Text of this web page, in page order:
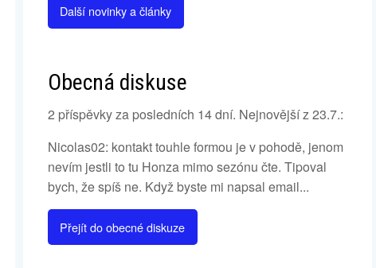
Další novinky a články
Obecná diskuse
2 příspěvky za posledních 14 dní. Nejnovější z 23.7.:
Nicolas02: kontakt touhle formou je v pohodě, jenom
nevím jestli to tu Honza mimo sezónu čte. Tipoval
bych, že spíš ne. Když byste mi napsal email...
Přejít do obecné diskuze